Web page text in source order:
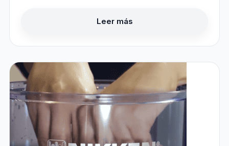
Leer más